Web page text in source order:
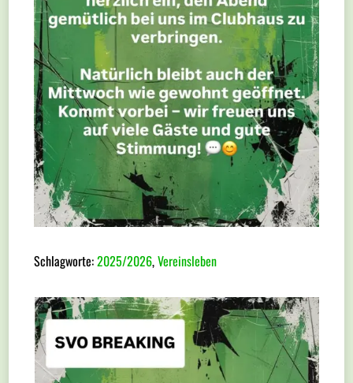
Schlagworte:2025/2026,Vereinsleben